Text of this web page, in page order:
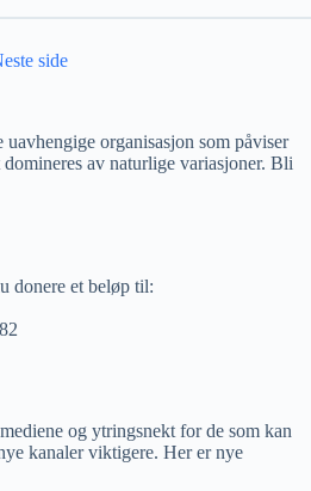
side
uavhengige organisasjon som påviser
av naturlige variasjoner. Bli
donere et beløp til:
og ytringsnekt for de som kan
kanaler viktigere. Her er nye